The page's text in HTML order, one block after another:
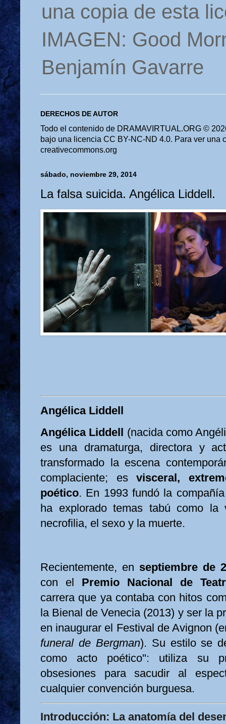
una copia de esta
IMAGEN: Good
Benjamín Gavarre
DERECHOS DE AUTOR
Todo el contenido de DRAMAVIRTUAL.ORG ©
bajo una licencia CC BY-NC-ND 4.0. Para ver una
creativecommons.org
sábado, noviembre 29, 2014
La falsa suicida. Angélica Liddell.
Angélica Liddell
Angélica Liddell
(nacida como
es una dramaturga, directora y
transformado la escena
complaciente; esvisceral,
poético. En 1993 fundó la
ha explorado temas tabú como la
necrofilia, el sexo y la muerte.
Recientemente, en septiembre de
con el Premio Nacional de
carrera que ya contaba con hitos
la Bienal de Venecia (2013) y ser la
en inaugurar el Festival de Avignon
funeral de Bergman). Su estilo se
como acto poético": utiliza su
obsesiones para sacudir al
cualquier convención burguesa.
Introducción: La anatomía del